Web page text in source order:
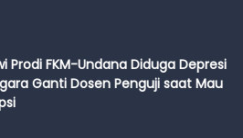
Prodi FKM-Undana Diduga Depresi
Ganti Dosen Penguji saat Mau